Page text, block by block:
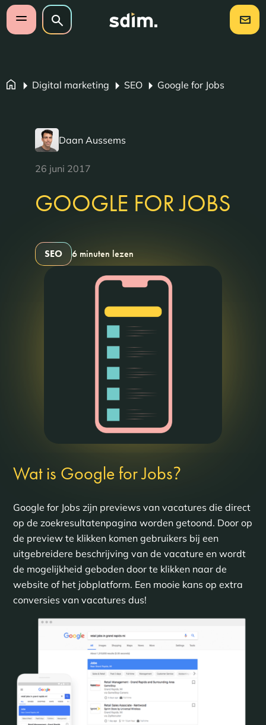
Navigatie overslaan
Open mobiel menu
Zoeken op website
Zoeken
Digital marketing SEO Google for Jobs
Daan Aussems
26 juni 2017
GOOGLE FOR JOBS
SEO 6 minuten lezen
Wat is Google for Jobs?
Google for Jobs zijn previews van vacatures die direct
op de zoekresultatenpagina worden getoond. Door op
de preview te klikken komen gebruikers bij een
uitgebreidere beschrijving van de vacature en wordt
de mogelijkheid geboden door te klikken naar de
website of het jobplatform. Een mooie kans op extra
conversies van vacatures dus!